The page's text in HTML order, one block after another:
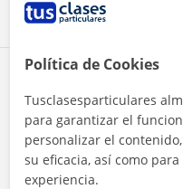
Localidades a las que
Sentmenat
Santa
Política de Cookies
Tusclasesparticulares
para garantizar el
personalizar el
su eficacia, así como
experiencia.